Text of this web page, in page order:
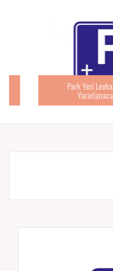
Park Yeri Levhası
Yararlanacaklar